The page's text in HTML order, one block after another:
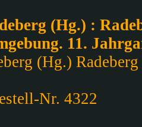
(Hg.) :
11.
(Hg.)
Nr. 4322